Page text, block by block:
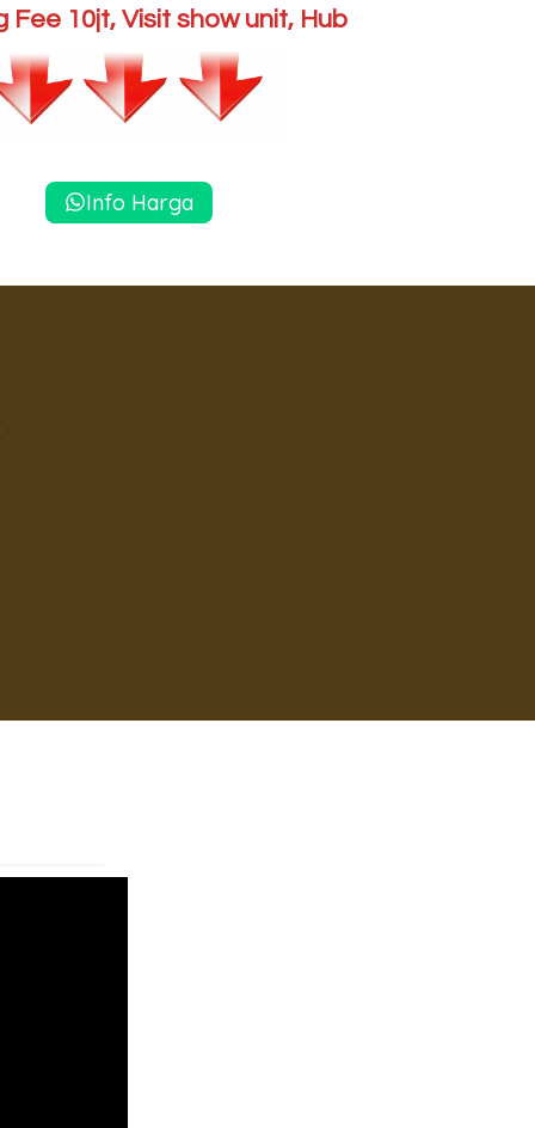
Fee 10jt, Visit show unit, Hub
Info Harga